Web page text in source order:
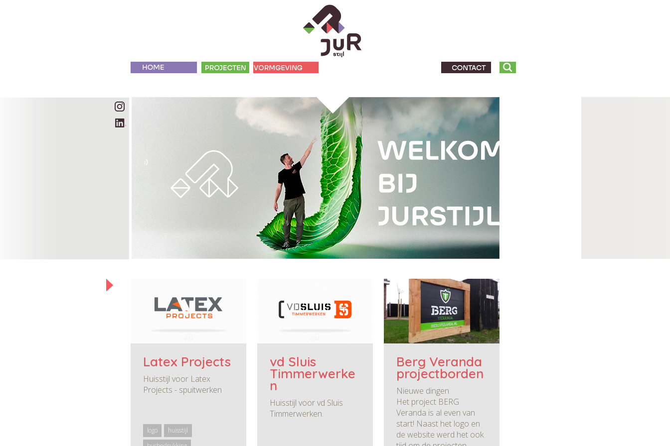
Latex Projects
Huisstijl voor Latex
Projects - spuitwerken
logo
huisstijl
vd Sluis
Timmerwerke
n
Huisstijl voor vd Sluis
Timmerwerken.
Berg Veranda
projectborden
Nieuwe dingen
Het project BERG
Veranda is al even van
start! Naast het logo en
de website werd het ook